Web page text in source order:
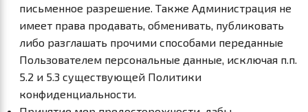
письменное разрешение. Также Администрация не
имеет права продавать, обменивать, публиковать
либо разглашать прочими способами переданные
Пользователем персональные данные, исключая п.п.
5.2 и 5.3 существующей Политики
конфиденциальности.